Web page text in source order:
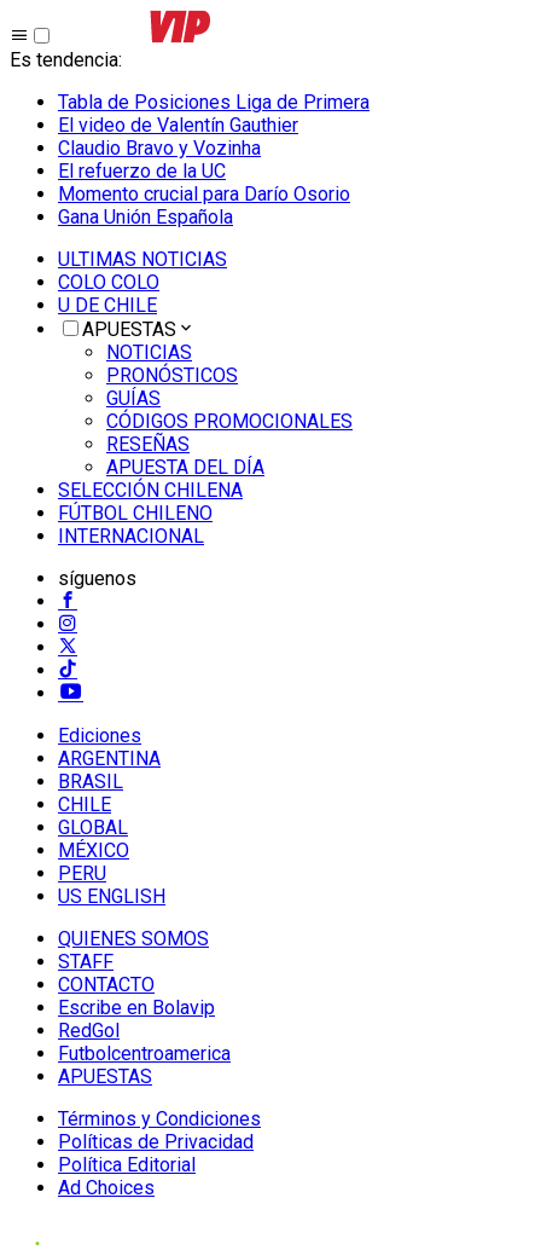
Es tendencia:
Tabla de Posiciones Liga de Primera
El video de Valentín Gauthier
Claudio Bravo y Vozinha
El refuerzo de la UC
Momento crucial para Darío Osorio
Gana Unión Española
ULTIMAS NOTICIAS
COLO COLO
U DE CHILE
APUESTAS
NOTICIAS
PRONÓSTICOS
GUÍAS
CÓDIGOS PROMOCIONALES
RESEÑAS
APUESTA DEL DÍA
SELECCIÓN CHILENA
FÚTBOL CHILENO
INTERNACIONAL
síguenos
Ediciones
ARGENTINA
BRASIL
CHILE
GLOBAL
MÉXICO
PERU
US ENGLISH
QUIENES SOMOS
STAFF
CONTACTO
Escribe en Bolavip
RedGol
Futbolcentroamerica
APUESTAS
Términos y Condiciones
Políticas de Privacidad
Política Editorial
Ad Choices